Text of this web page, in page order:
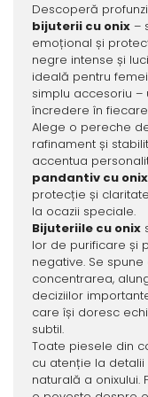
Descoperă
bijuterii cu onix–
emoțional și
negre intense și
ideală pentru
simplu accesoriu
încredere în fiecare
Alege o pereche
rafinament și
accentua
pandantiv cu onix
protecție și
la ocazii speciale.
Bijuteriile cu onix
lor de purificare și
negative. Se
concentrarea,
deciziilor
care își doresc
subtil.
Toate piesele din
cu atenție la
naturală a onixului.